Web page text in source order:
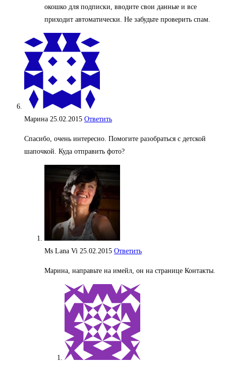
окошко для подписки, вводите свои данные и все
приходит автоматически. Не забудьте проверить спам.
Марина 25.02.2015 Ответить
Спасибо, очень интересно. Помогите разобраться с детской
шапочкой. Куда отправить фото?
Ms Lana Vi 25.02.2015 Ответить
Марина, направьте на имейл, он на странице Контакты.